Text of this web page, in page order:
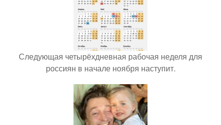
Следующая четырёхдневная рабочая неделя для
россиян в начале ноября наступит.